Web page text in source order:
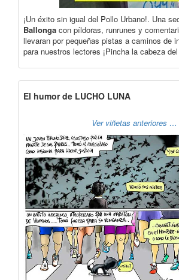
¡Un éxito sin igual del Pollo Urbano!. Una
Ballonga con píldoras, runrunes y
llevaran por pequeñas pistas a caminos de
para nuestros lectores ¡Pincha la cabeza
El humor de LUCHO LUNA
Ver viñetas anteriores …